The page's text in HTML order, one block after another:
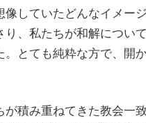
像していたどんなイメ
り、私たちが和解につい
。とても純粋な方で、開
が積み重ねてきた教会